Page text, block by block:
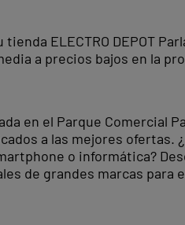
tienda ELECTRO DEPOT
a precios bajos en la
en el Parque Comercial
a las mejores ofertas.
o informática?
de grandes marcas